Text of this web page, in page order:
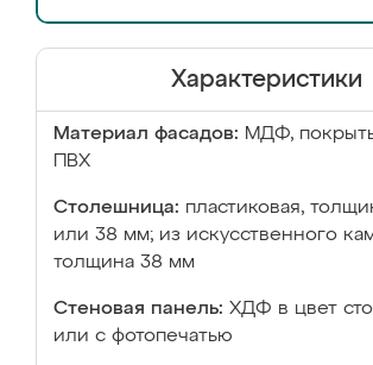
Характеристики
Материал фасадов: МДФ,
ПВХ
Столешница: пластиковая,
или 38 мм; из искусственного
толщина 38 мм
Стеновая панель: ХДФ в цвет
или с фотопечатью